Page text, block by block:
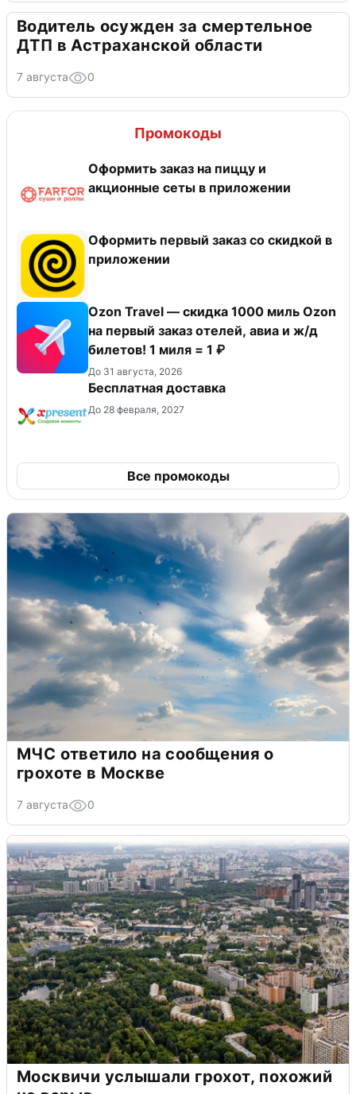
Водитель осужден за смертельное
ДТП в Астраханской области
7 августа 0
Промокоды
Оформить заказ на пиццу и
акционные сеты в приложении
Оформить первый заказ со скидкой в
приложении
Ozon Travel — скидка 1000 миль Ozon
на первый заказ отелей, авиа и ж/д
билетов! 1 миля = 1 ₽
До 31 августа, 2026
Бесплатная доставка
До 28 февраля, 2027
Все промокоды
МЧС ответило на сообщения о
грохоте в Москве
7 августа 0
Москвичи услышали грохот, похожий